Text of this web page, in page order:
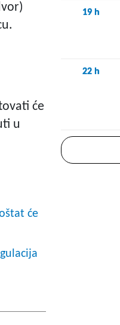
će
u
će
19 h
22 h